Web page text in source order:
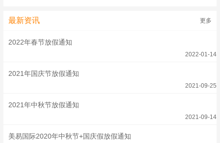
最新资讯 更多
2022年春节放假通知
2022-01-14
2021年国庆节放假通知
2021-09-25
2021年中秋节放假通知
2021-09-14
美易国际2020年中秋节+国庆假放假通知